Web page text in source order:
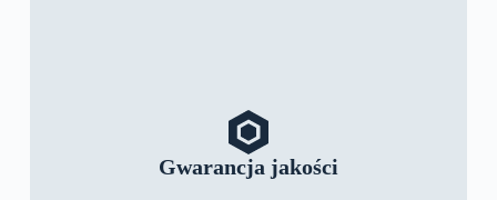
Gwarancja jakości